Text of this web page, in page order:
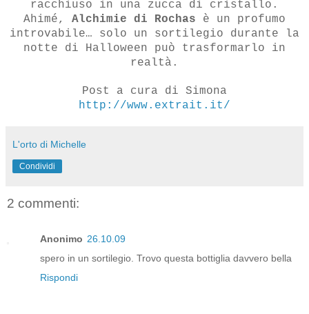
racchiuso in una zucca di cristallo.
Ahimé, Alchimie di Rochas è un profumo
introvabile… solo un sortilegio durante la
notte di Halloween può trasformarlo in
realtà.
Post a cura di Simona
http://www.extrait.it/
L'orto di Michelle
Condividi
2 commenti:
Anonimo 26.10.09
spero in un sortilegio. Trovo questa bottiglia davvero bella
Rispondi